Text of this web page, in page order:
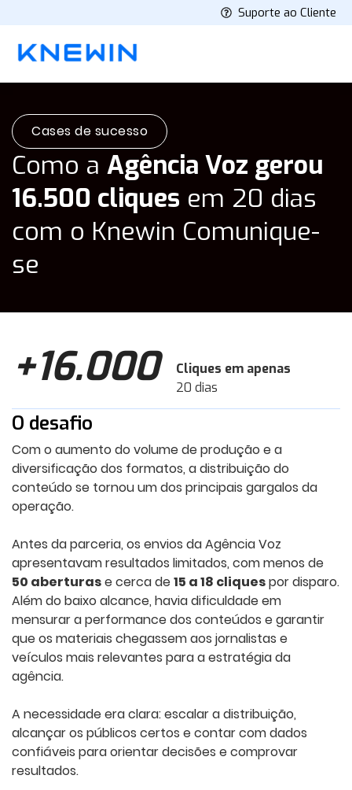
Suporte ao Cliente
Cases de sucesso
Como a Agência Voz gerou
16.500 cliques em 20 dias
com o Knewin Comunique-
se
+16.000
Cliques em apenas
20 dias
O desafio
Com o aumento do volume de produção e a
diversificação dos formatos, a distribuição do
conteúdo se tornou um dos principais gargalos da
operação.
Antes da parceria, os envios da Agência Voz
apresentavam resultados limitados, com menos de
50 aberturase cerca de15 a 18 cliquespor disparo.
Além do baixo alcance, havia dificuldade em
mensurar a performance dos conteúdos e garantir
que os materiais chegassem aos jornalistas e
veículos mais relevantes para a estratégia da
agência.
A necessidade era clara: escalar a distribuição,
alcançar os públicos certos e contar com dados
confiáveis para orientar decisões e comprovar
resultados.